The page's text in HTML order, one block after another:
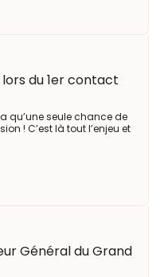
du 1er contact
qu’une seule chance de
! C’est là tout l’enjeu et
Général du Grand